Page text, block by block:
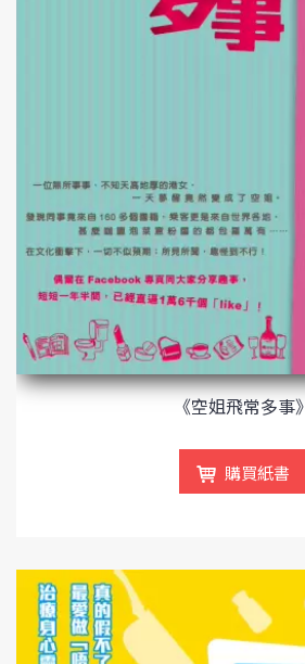
《空姐飛常多事》
購買紙書